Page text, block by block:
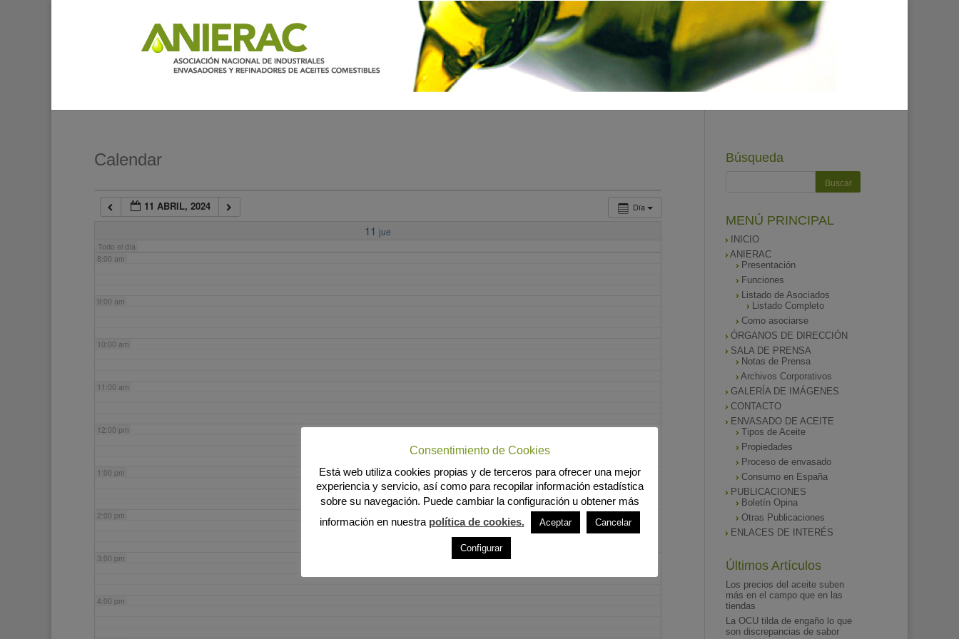
Calendar
Día
11 ABRIL, 2024
11 jue
Todo el día
7:00 am
8:00 am
9:00 am
10:00 am
11:00 am
12:00 pm
1:00 pm
2:00 pm
3:00 pm
4:00 pm
Búsqueda
MENÚ PRINCIPAL
INICIO
ANIERAC
Presentación
Funciones
Listado de Asociados
Listado Completo
Como asociarse
ÓRGANOS DE DIRECCIÓN
SALA DE PRENSA
Notas de Prensa
Archivos Corporativos
GALERÍA DE IMÁGENES
CONTACTO
ENVASADO DE ACEITE
Tipos de Aceite
Propiedades
Proceso de envasado
Consumo en España
PUBLICACIONES
Boletín Opina
Otras Publicaciones
ENLACES DE INTERÉS
Últimos Artículos
Los precios del aceite suben
más en el campo que en las
tiendas
La OCU tilda de engaño lo que
son discrepancias de sabor
Consentimiento de Cookies
Está web utiliza cookies propias y de terceros para ofrecer una mejor
experiencia y servicio, así como para recopilar información estadística
sobre su navegación. Puede cambiar la configuración u obtener más
información en nuestra política de cookies. Aceptar Cancelar
Configurar